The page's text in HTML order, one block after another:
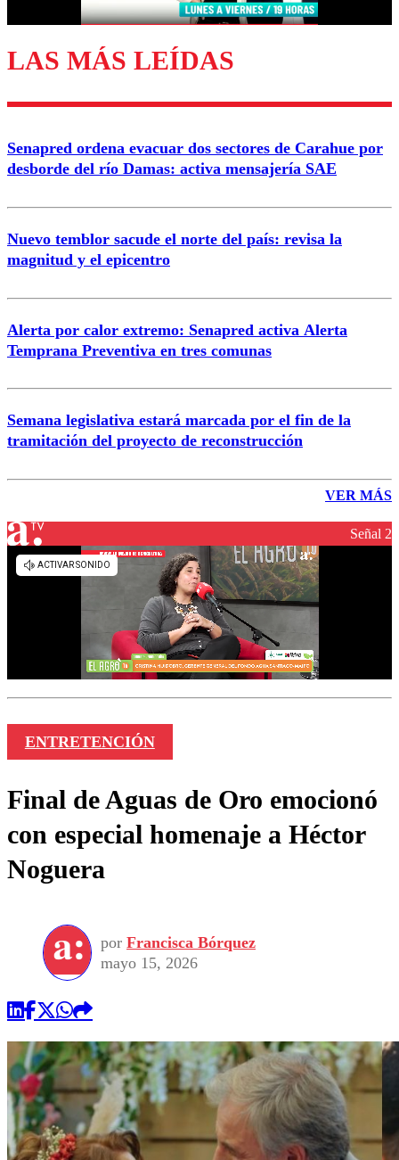
Enviar comentario
LAS MÁS LEÍDAS
Senapred ordena evacuar dos sectores de Carahue por
desborde del río Damas: activa mensajería SAE
Nuevo temblor sacude el norte del país: revisa la
magnitud y el epicentro
Alerta por calor extremo: Senapred activa Alerta
Temprana Preventiva en tres comunas
Semana legislativa estará marcada por el fin de la
tramitación del proyecto de reconstrucción
VER MÁS
Señal 2
ENTRETENCIÓN
Final de Aguas de Oro emocionó
con especial homenaje a Héctor
Noguera
por Francisca Bórquez
mayo 15, 2026